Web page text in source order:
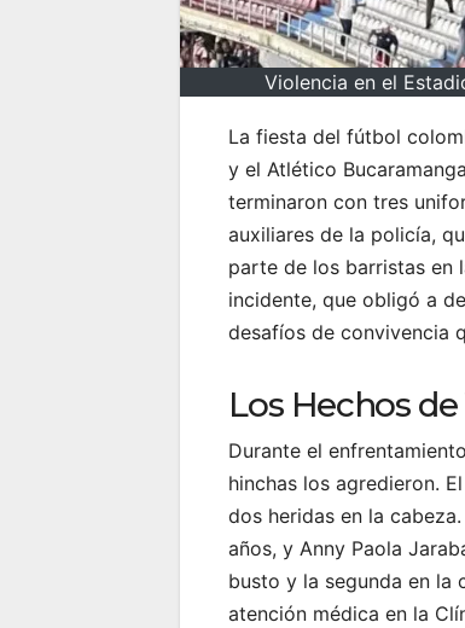
Violencia en el
La fiesta del fútbol
y el Atlético
terminaron con tres
auxiliares de la policía,
parte de los barristas en
incidente, que obligó a
desafíos de convivencia
Los Hechos
Durante el
hinchas los agredieron.
dos heridas en la
años, y Anny Paola
busto y la segunda en la
atención médica en la